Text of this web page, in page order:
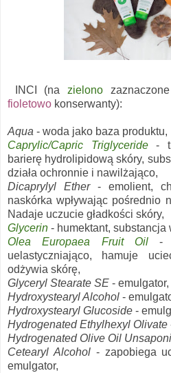
INCI (nazielono
fioletowo konserwanty):
Aqua - woda jako baza produktu,
Caprylic/Capric Triglyceride-
barierę hydrolipidową skóry,
działa ochronnie i nawilżająco,
Dicaprylyl Ether - emolient,
naskórka wpływając pośrednio
Nadaje uczucie gładkości skóry,
Glycerin - humektant,
Olea Europaea Fruit Oil -
uelastyczniająco, hamuje
odżywia skórę,
Glyceryl Stearate SE - emulgator,
Hydroxystearyl Alcohol -
Hydroxystearyl Glucoside -
Hydrogenated Ethylhexyl Olivate
Hydrogenated Olive Oil
Cetearyl Alcohol - zapobiega
emulgator,